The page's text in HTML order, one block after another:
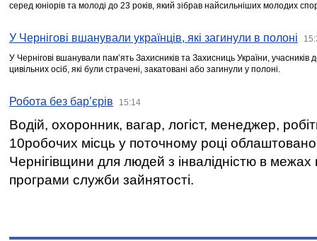
серед юніорів та молоді до 23 років, який зібрав найсильніших молодих
У Чернігові вшанували українців, які загинули в полоні
У Чернігові вшанували пам’ять Захисників та Захисниць України,
цивільних осіб, які були страчені, закатовані або загинули у полоні.
Робота без бар’єрів 15:14
Водій, охоронник, вагар, логіст, менеджер,
10робочих місць у поточному році
Чернігівщини для людей з інвалідністю в межах
програми служби зайнятості.